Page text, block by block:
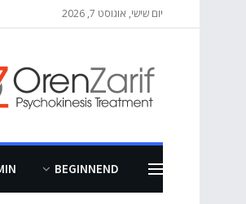
יום שישי, אוגוסט 7, 2026
BEGINNEND